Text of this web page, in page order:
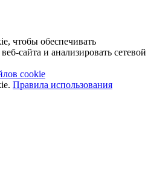
чтобы обеспечивать
сайта и анализировать сетевой
cookie
Правила использования